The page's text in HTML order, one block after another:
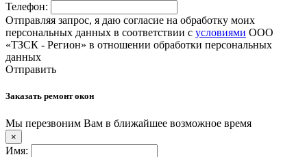
Телефон:
Отправляя запрос, я даю согласие на обработку моих
персональных данных в соответствии с условиями ООО
«ТЗСК - Регион» в отношении обработки персональных
данных
Отправить
Заказать ремонт окон
Мы перезвоним Вам в ближайшее возможное время
×
Имя: